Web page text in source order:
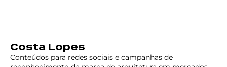
Costa Lopes
Conteúdos para redes sociais e campanhas de